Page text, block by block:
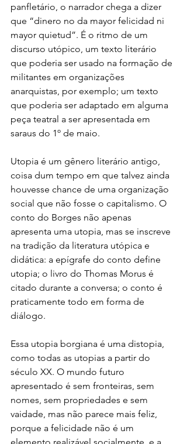
panfletário, o narrador chega a dizer
que “dinero no da mayor felicidad ni
mayor quietud”. É o ritmo de um
discurso utópico, um texto literário
que poderia ser usado na formação de
militantes em organizações
anarquistas, por exemplo; um texto
que poderia ser adaptado em alguma
peça teatral a ser apresentada em
saraus do 1º de maio.
Utopia é um gênero literário antigo,
coisa dum tempo em que talvez ainda
houvesse chance de uma organização
social que não fosse o capitalismo. O
conto do Borges não apenas
apresenta uma utopia, mas se inscreve
na tradição da literatura utópica e
didática: a epígrafe do conto define
utopia; o livro do Thomas Morus é
citado durante a conversa; o conto é
praticamente todo em forma de
diálogo.
Essa utopia borgiana é uma distopia,
como todas as utopias a partir do
século XX. O mundo futuro
apresentado é sem fronteiras, sem
nomes, sem propriedades e sem
vaidade, mas não parece mais feliz,
porque a felicidade não é um
elemento realizável socialmente, e a